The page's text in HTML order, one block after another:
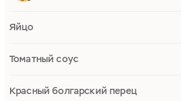
Яйцо
Томатный соус
Красный болгарский перец